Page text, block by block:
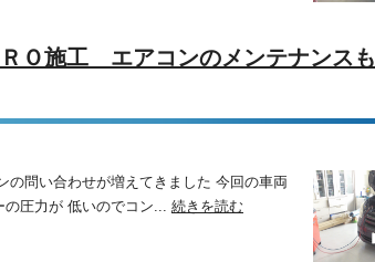
Ｏ施工 エアコンのメンテナンスも
の問い合わせが増えてきました 今回の車両
の圧力が 低いのでコン... 続きを読む